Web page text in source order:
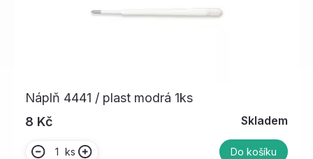
Náplň 4441 / plast modrá 1ks
8 Kč
Skladem
ks Do košíku